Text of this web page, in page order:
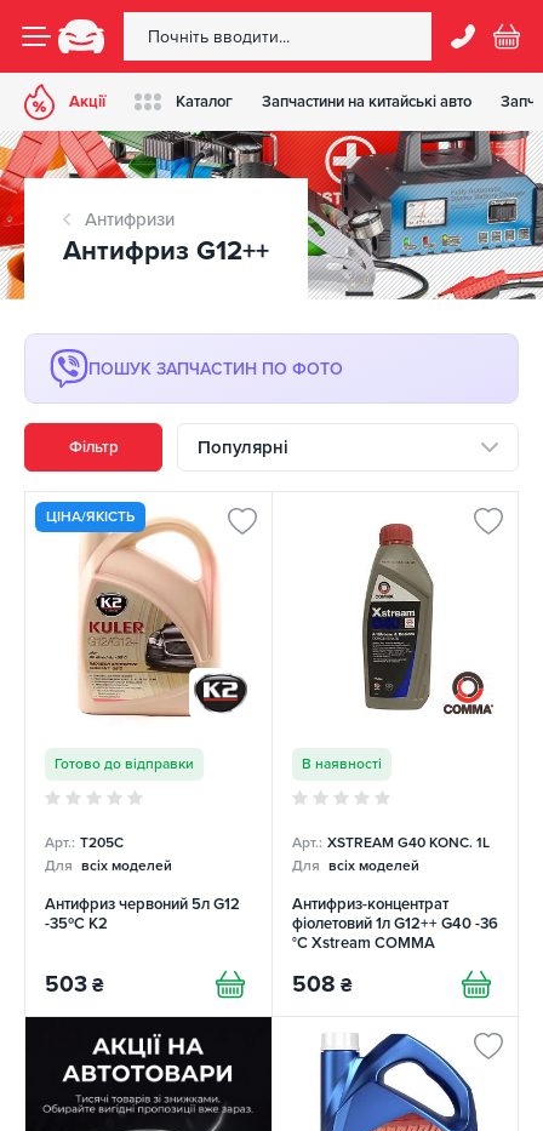
Акції Каталог Запчастини на китайські авто
Антифризи
Антифриз G12++
ПОШУК ЗАПЧАСТИН ПО ФОТО
Фільтр Популярні
ЦІНА/ЯКІСТЬ
Готово до відправки
Арт.: T205C
Для всіх моделей
Антифриз червоний 5л G12
-35ºС K2
503 ₴
В наявності
Арт.: XSTREAM G40 KONC. 1L
Для всіх моделей
Антифриз-концентрат
фіолетовий 1л G12++ G40 -36
°C Xstream COMMA
508 ₴